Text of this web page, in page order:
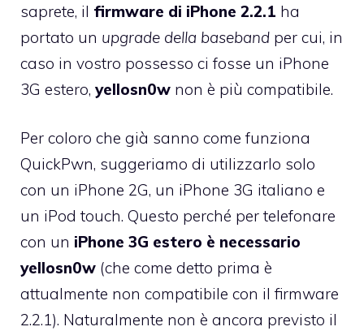
saprete, il firmware di iPhone 2.2.1 ha
portato un upgrade della baseband per cui, in
caso in vostro possesso ci fosse un iPhone
3G estero, yellosn0w non è più compatibile.
Per coloro che già sanno come funziona
QuickPwn, suggeriamo di utilizzarlo solo
con un iPhone 2G, un iPhone 3G italiano e
un iPod touch. Questo perché per telefonare
con un iPhone 3G estero è necessario
yellosn0w (che come detto prima è
attualmente non compatibile con il firmware
2.2.1). Naturalmente non è ancora previsto il